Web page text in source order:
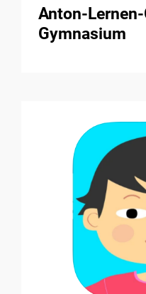
Anton-
Gymnasium